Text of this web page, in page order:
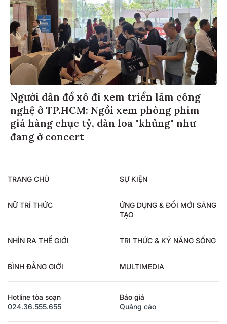
Người dân đổ xô đi xem triển lãm công
nghệ ở TP.HCM: Ngồi xem phòng phim
giá hàng chục tỷ, dàn loa "khủng" như
đang ở concert
TRANG CHỦ SỰ KIỆN
NỮ TRÍ THỨC
ỨNG DỤNG & ĐỔI MỚI SÁNG
TẠO
NHÌN RA THẾ GIỚI TRI THỨC & KỸ NĂNG SỐNG
BÌNH ĐẲNG GIỚI MULTIMEDIA
Hotline tòa soạn
024.36.555.655
Báo giá
Quảng cáo